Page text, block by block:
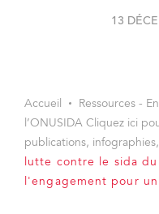
13
Accueil
Ressources -
l’ONUSIDA Cliquez ici
publications,
lutte contre le sida du
l'engagement pour